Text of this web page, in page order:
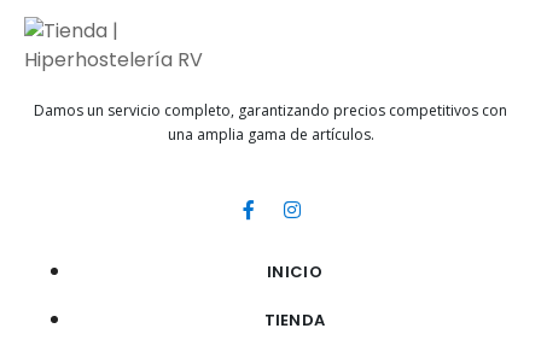
Damos un servicio completo, garantizando precios competitivos con
una amplia gama de artículos.
INICIO
TIENDA